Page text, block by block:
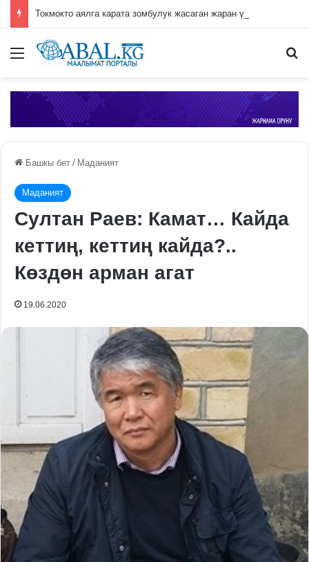
Меню
Башкы бет / Маданият
Маданият
Султан Раев: Камат… Кайда
кеттиң, кеттиң кайда?..
Көздөн арман агат
19.06.2020